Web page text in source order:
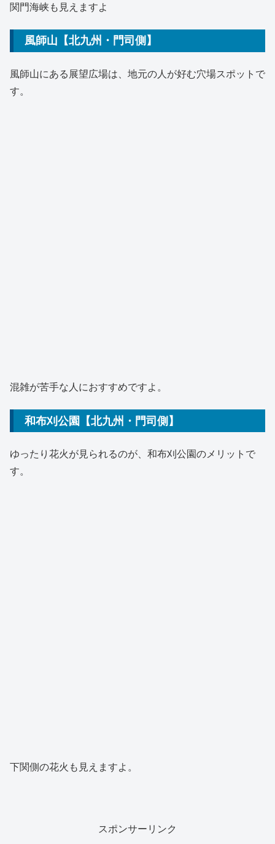
関門海峡も見えますよ
風師山【北九州・門司側】
風師山にある展望広場は、地元の人が好む穴場スポットで
す。
混雑が苦手な人におすすめですよ。
和布刈公園【北九州・門司側】
ゆったり花火が見られるのが、和布刈公園のメリットで
す。
下関側の花火も見えますよ。
スポンサーリンク